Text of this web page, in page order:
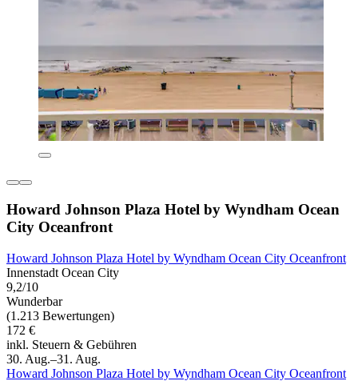
Howard Johnson Plaza Hotel by Wyndham Ocean
City Oceanfront
Howard Johnson Plaza Hotel by Wyndham Ocean City Oceanfront
Innenstadt Ocean City
9,2/10
Wunderbar
(1.213 Bewertungen)
172 €
inkl. Steuern & Gebühren
30. Aug.–31. Aug.
Howard Johnson Plaza Hotel by Wyndham Ocean City Oceanfront